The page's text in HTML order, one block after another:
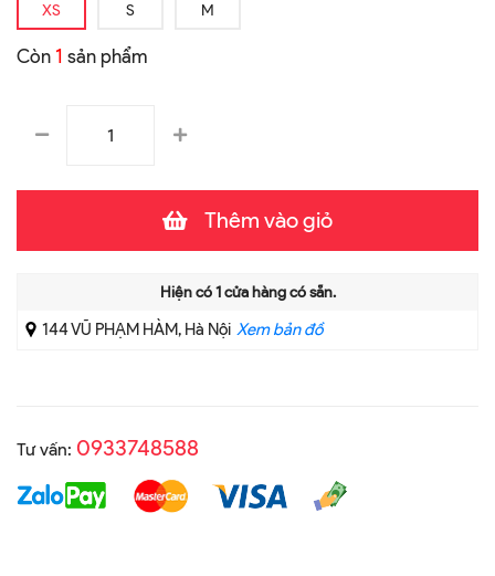
XS S M
Còn 1 sản phẩm
Thêm vào giỏ
Hiện có1cửa hàng có sẵn.
144 VŨ PHẠM HÀM, Hà Nội Xem bản đồ
Tư vấn: 0933748588